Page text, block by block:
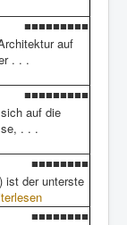
■■■■■■■■■
auf
. . .
■■■■■■■■■
auf die
. . .
■■■■■■■■
ist der unterste
■■■■■■■■